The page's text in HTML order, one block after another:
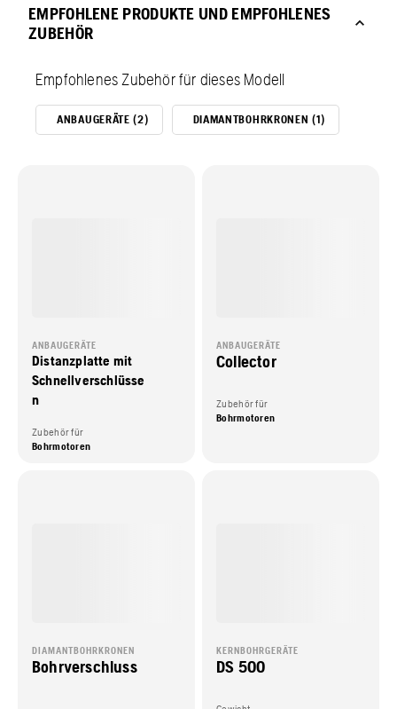
EMPFOHLENE PRODUKTE UND EMPFOHLENES
ZUBEHÖR
Empfohlenes Zubehör für dieses Modell
ANBAUGERÄTE (2) DIAMANTBOHRKRONEN (1)
ANBAUGERÄTE
Distanzplatte mit
Schnellverschlüsse
n
Zubehör für
Bohrmotoren
ANBAUGERÄTE
Collector
Zubehör für
Bohrmotoren
DIAMANTBOHRKRONEN
Bohrverschluss
KERNBOHRGERÄTE
DS 500